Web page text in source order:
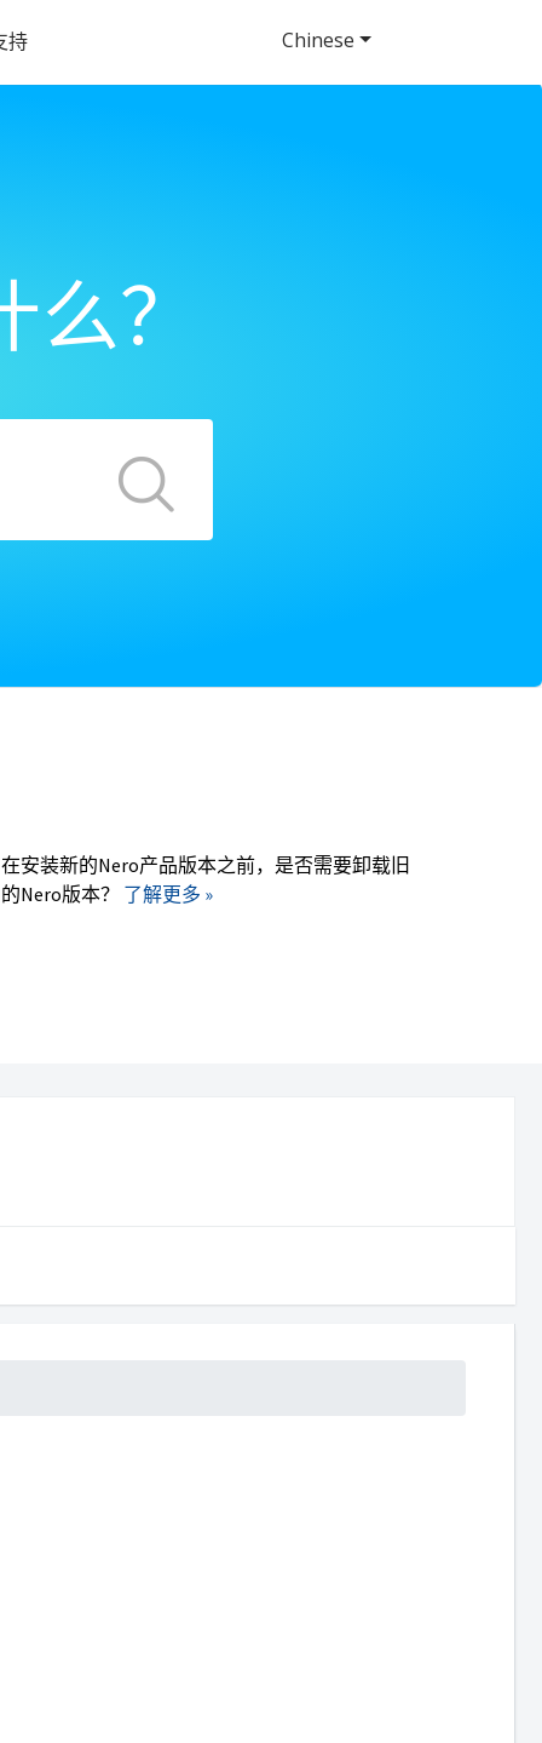
持
？
在安装新的Nero产品版本之前，是否需要卸载旧
的Nero版本？ 了解更多 »
Chinese